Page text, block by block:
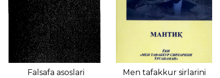
Falsafa asoslari
Men tafakkur sirlarini